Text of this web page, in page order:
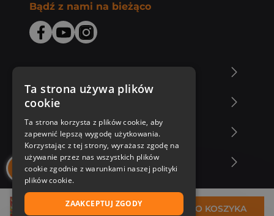
30,84 zł DO KOSZYKA
Bądź z nami na bieżąco
Zakupy u nas
Nasza oferta
Nasi autorzy
Ta strona używa plików
cookie
Ta strona korzysta z plików cookie, aby
zapewnić lepszą wygodę użytkowania.
Korzystając z tej strony, wyrażasz zgodę na
używanie przez nas wszystkich plików
cookie zgodnie z warunkami naszej polityki
plików cookie.
ZAAKCEPTUJ ZGODY